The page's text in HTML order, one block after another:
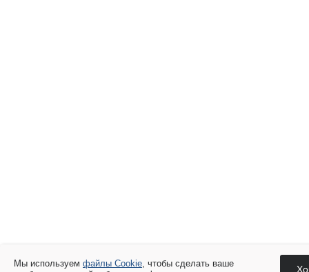
Мы используем файлы Cookie, чтобы сделать ваше